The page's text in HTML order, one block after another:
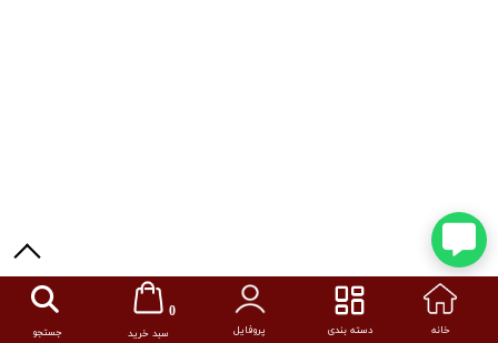
خانه دسته بندی پروفایل سبد خرید
0
جستجو